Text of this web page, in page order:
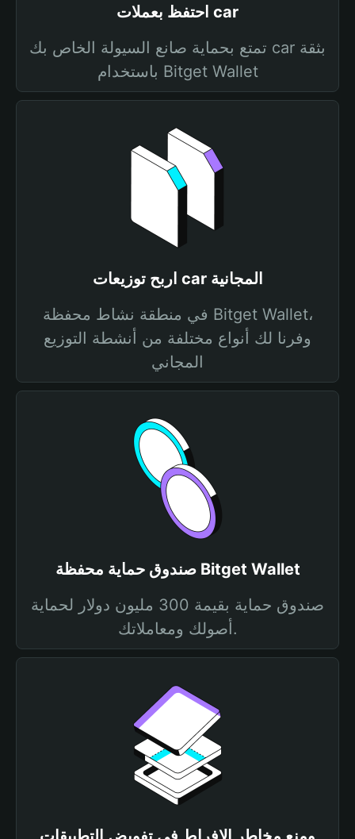
احتفظ بعملات car
تمتع بحماية صانع السيولة الخاص بك car بثقة
باستخدام Bitget Wallet
اربح توزيعات car المجانية
في منطقة نشاط محفظة Bitget Wallet،
وفرنا لك أنواع مختلفة من أنشطة التوزيع
المجاني
صندوق حماية محفظة Bitget Wallet
صندوق حماية بقيمة 300 مليون دولار لحماية
أصولك ومعاملاتك.